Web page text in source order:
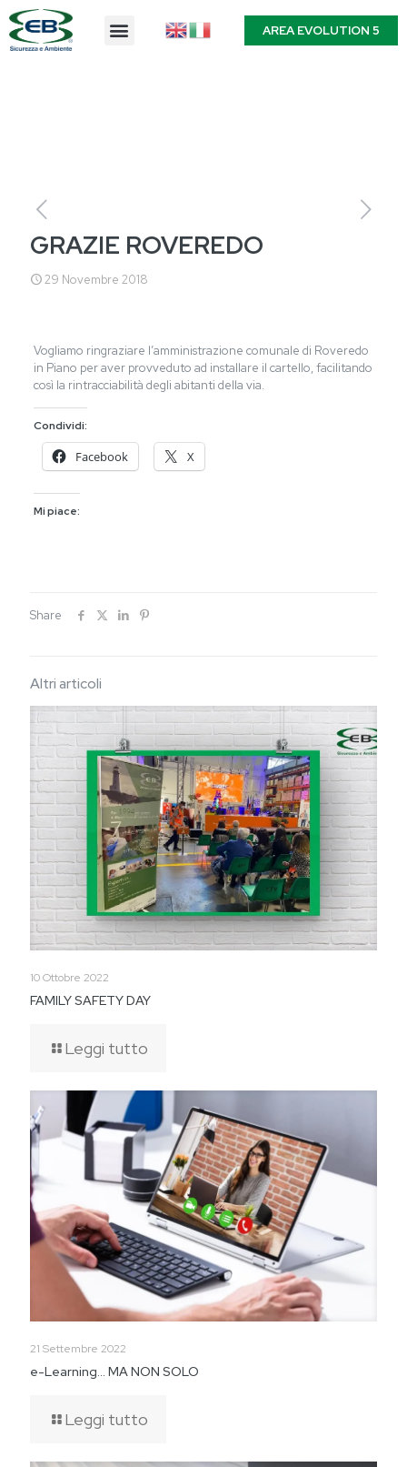
AREA EVOLUTION 5
GRAZIE ROVEREDO
29 Novembre 2018
Vogliamo ringraziare l’amministrazione comunale di Roveredo
in Piano per aver provveduto ad installare il cartello, facilitando
così la rintracciabilità degli abitanti della via.
Condividi:
Facebook X
Mi piace:
Share
Altri articoli
10 Ottobre 2022
FAMILY SAFETY DAY
Leggi tutto
21 Settembre 2022
e-Learning… MA NON SOLO
Leggi tutto